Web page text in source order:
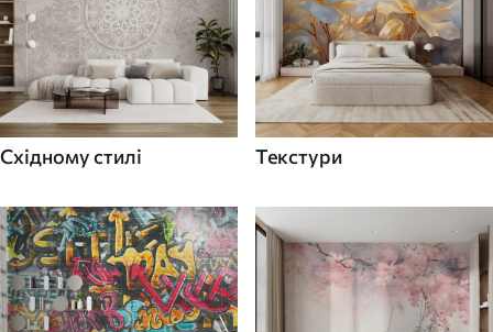
Східному стилі Текстури